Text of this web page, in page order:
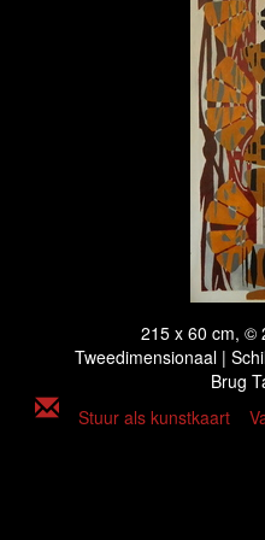
215 x 60 cm, ©
Tweedimensionaal |
Brug
Stuur als kunstkaart